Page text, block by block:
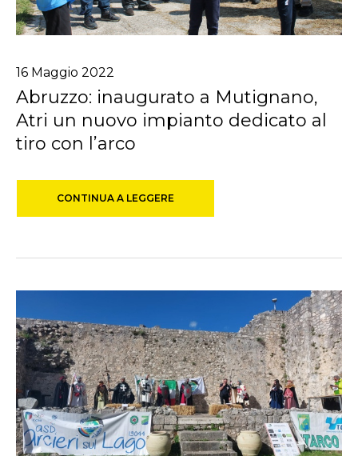
16 Maggio 2022
Abruzzo: inaugurato a Mutignano,
Atri un nuovo impianto dedicato al
tiro con l’arco
CONTINUA A LEGGERE